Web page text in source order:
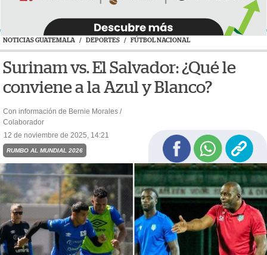
NOTICIAS GUATEMALA / DEPORTES / FÚTBOL NACIONAL
Surinam vs. El Salvador: ¿Qué le
conviene a la Azul y Blanco?
Con información de Bernie Morales /
Colaborador
12 de noviembre de 2025, 14:21
RUMBO AL MUNDIAL 2026